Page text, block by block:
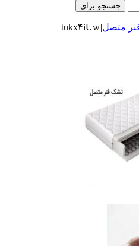
جستجو برای
متصل|tukx۴iUw